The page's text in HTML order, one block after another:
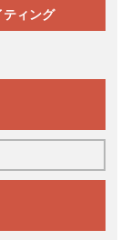
ティング